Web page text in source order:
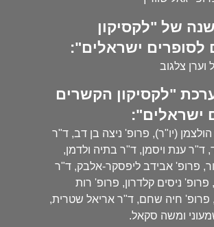
של "לקסיקון
לסופרים ישראלים":
וערן צלגוב
"לקסיקון הקשרים
ישראלים":
(יו"ר), פרופ' ניצה בן דב, ד"ר
ד"ר ענת ויסמן, ד"ר בתיה ולדמן,
פרופ' אבידב ליפסקר-אלבק, ד"ר
פרופ' ניסים קלדרון, פרופ' רות
פרופ' חיה שחם, ד"ר אריאל שטרית,
ומשה סקאל.